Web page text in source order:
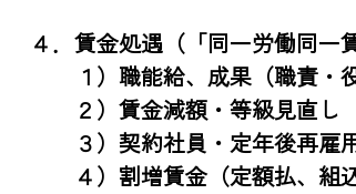
４．賃金処遇（「同一労働同一
１）職能給、成果（職責・
２）賃金減額・等級見直し
３）契約社員・定年後再雇
４）割増賃金（定額払、組込